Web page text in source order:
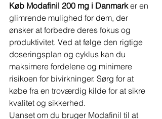
Køb Modafinil 200 mg i Danmark er en
glimrende mulighed for dem, der
ønsker at forbedre deres fokus og
produktivitet. Ved at følge den rigtige
doseringsplan og cyklus kan du
maksimere fordelene og minimere
risikoen for bivirkninger. Sørg for at
købe fra en troværdig kilde for at sikre
kvalitet og sikkerhed.
Uanset om du bruger Modafinil til at